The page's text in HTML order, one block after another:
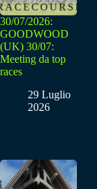
30/07/2026:
GOODWOOD
(UK) 30/07:
Meeting da top
races
29 Luglio
2026